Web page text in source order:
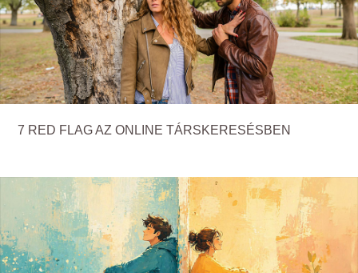
7 RED FLAG AZ ONLINE TÁRSKERESÉSBEN